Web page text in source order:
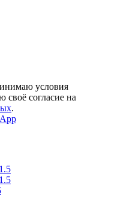
условия
своё согласие на
.